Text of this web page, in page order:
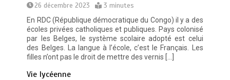
26 décembre 2023
3 minutes
En RDC (République démocratique du Congo) il y a des
écoles privées catholiques et publiques. Pays colonisé
par les Belges, le système scolaire adopté est celui
des Belges. La langue à l’école, c’est le Français. Les
filles n’ont pas le droit de mettre des vernis […]
Vie lycéenne